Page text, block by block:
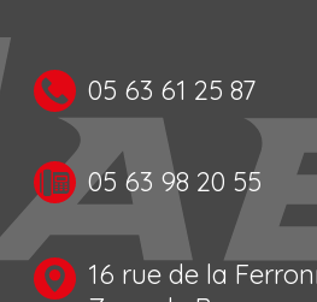
05 63 61 25 87
05 63 98 20 55
16 rue de la